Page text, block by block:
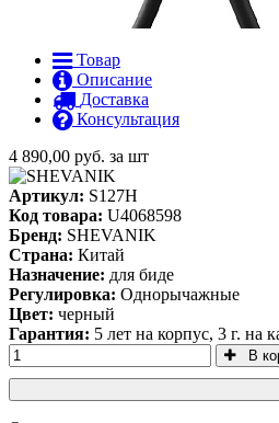
Товар
Описание
Доставка
Консультация
4 890,00 руб. за шт
Артикул: S127H
Код товара: U4068598
Бренд: SHEVANIK
Страна: Китай
Назначение: для биде
Регулировка: Однорычажные
Цвет: черный
Гарантия: 5 лет на корпус, 3 г. на
В